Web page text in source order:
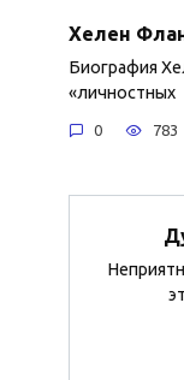
Хелен
Биография
«личностных
0 783